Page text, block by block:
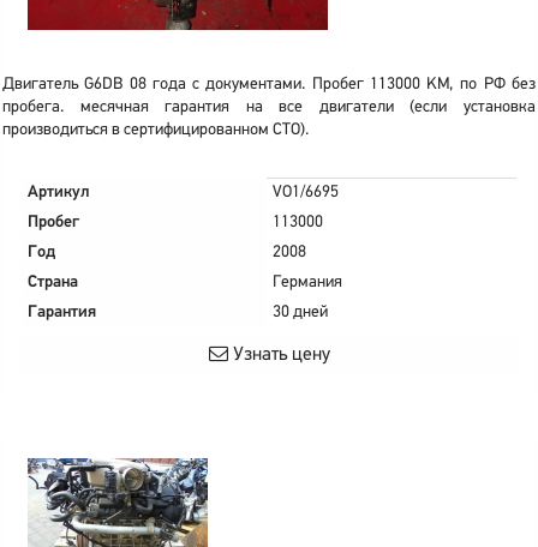
Двигатель G6DB 08 года с документами. Пробег 113000 KM, по РФ без
пробега. месячная гарантия на все двигатели (если установка
производиться в сертифицированном СТО).
Артикул
VO1/6695
Пробег
113000
Год
2008
Страна
Германия
Гарантия
30 дней
Узнать цену